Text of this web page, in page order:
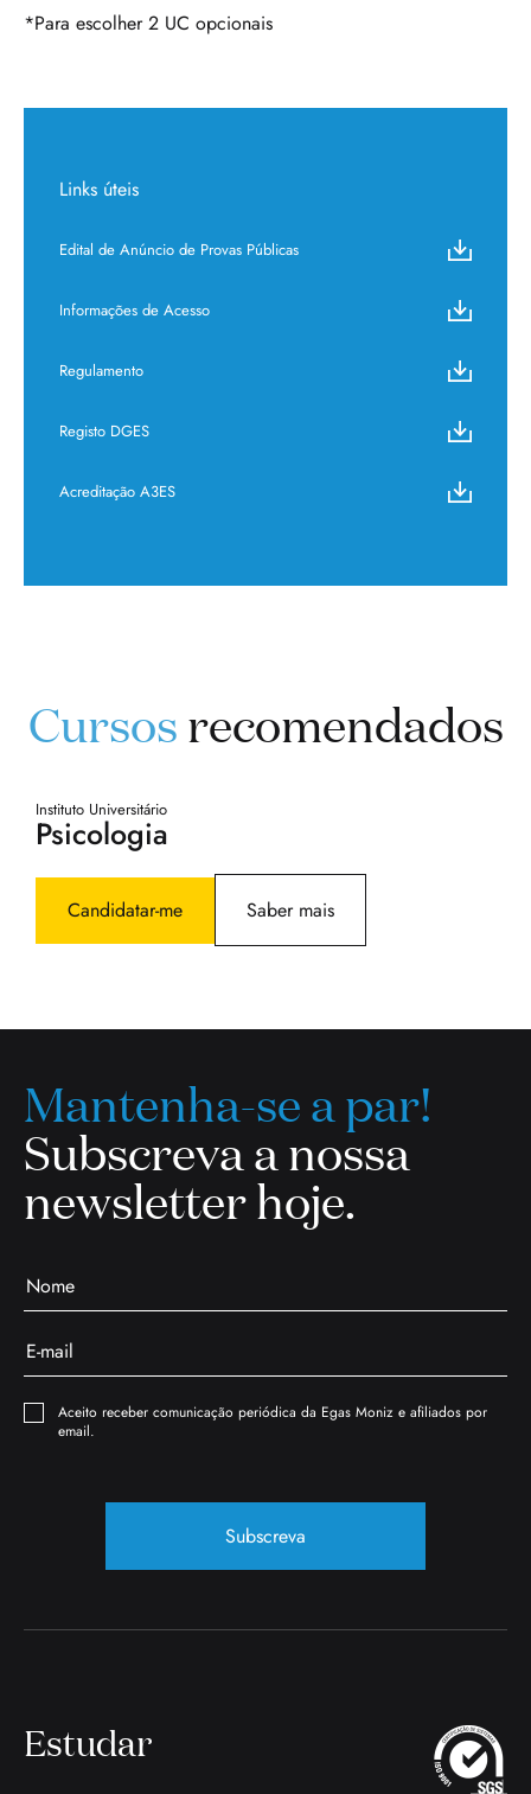
*Para escolher 2 UC opcionais
Links úteis
Edital de Anúncio de Provas Públicas
Informações de Acesso
Regulamento
Registo DGES
Acreditação A3ES
Cursosrecomendados
Instituto Universitário
Psicologia
Candidatar-me Saber mais
Mantenha-se a par!
Subscreva a nossa
newsletter hoje.
Aceito receber comunicação periódica da Egas Moniz e afiliados por
email.
Subscreva
Estudar